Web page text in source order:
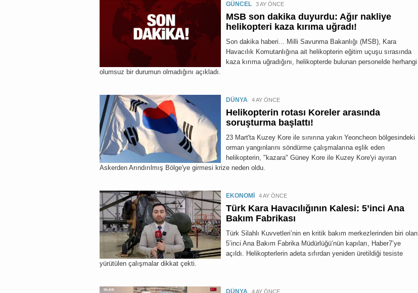
GÜNCEL 3 AY ÖNCE
MSB son dakika duyurdu: Ağır nakliye
helikopteri kaza kırıma uğradı!
Son dakika haberi... Milli Savunma Bakanlığı (MSB), Kara
Havacılık Komutanlığına ait helikopterin eğitim uçuşu sırasında
kaza kırıma uğradığını, helikopterde bulunan personelde herhangi
olumsuz bir durumun olmadığını açıkladı.
DÜNYA 4 AY ÖNCE
Helikopterin rotası Koreler arasında
soruşturma başlattı!
23 Mart'ta Kuzey Kore ile sınırına yakın Yeoncheon bölgesindeki
orman yangınlarını söndürme çalışmalarına eşlik eden
helikopterin, "kazara" Güney Kore ile Kuzey Kore'yi ayıran
Askerden Arındırılmış Bölge'ye girmesi krize neden oldu.
EKONOMİ 4 AY ÖNCE
Türk Kara Havacılığının Kalesi: 5’inci Ana
Bakım Fabrikası
Türk Silahlı Kuvvetleri’nin en kritik bakım merkezlerinden biri olan
5’inci Ana Bakım Fabrika Müdürlüğü’nün kapıları, Haber7’ye
açıldı. Helikopterlerin adeta sıfırdan yeniden üretildiği tesiste
yürütülen çalışmalar dikkat çekti.
DÜNYA 4 AY ÖNCE